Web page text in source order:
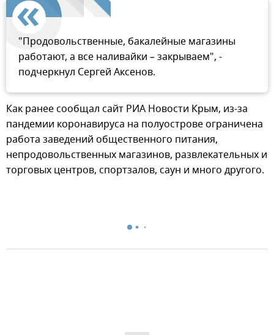
"Продовольственные, бакалейные магазины
работают, а все наливайки – закрываем", -
подчеркнул Сергей Аксенов.
Как ранее сообщал сайт РИА Новости Крым, из-за
пандемии коронавируса на полуострове ограничена
работа заведений общественного питания,
непродовольственных магазинов, развлекательных и
торговых центров, спортзалов, саун и много другого.